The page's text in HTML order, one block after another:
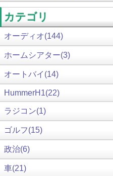
カテゴリ
オーディオ(144)
ホームシアター(3)
オートバイ(14)
HummerH1(22)
ラジコン(1)
ゴルフ(15)
政治(6)
車(21)